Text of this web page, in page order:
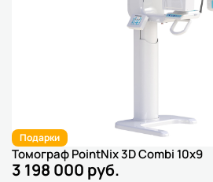
Подарки
Томограф PointNix 3D Combi 10x9
3 198 000 руб.